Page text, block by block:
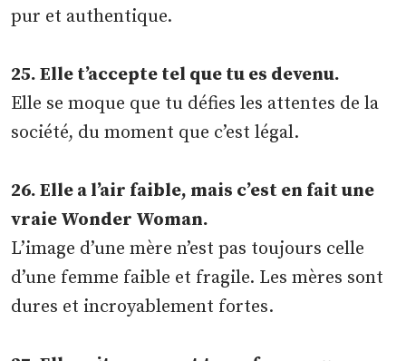
pur et authentique.
25. Elle t’accepte tel que tu es devenu.
Elle se moque que tu défies les attentes de la
société, du moment que c’est légal.
26. Elle a l’air faible, mais c’est en fait une
vraie Wonder Woman.
L’image d’une mère n’est pas toujours celle
d’une femme faible et fragile. Les mères sont
dures et incroyablement fortes.